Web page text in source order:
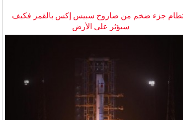
جزء ضخم من صاروخ سبيس إكس بالقمر فكيف
سيؤثر على الأرض